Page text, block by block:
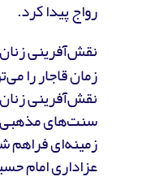
رواج پیدا کرد.
نقش‌آفرینی
زمان قاجار را
نقش‌آفرینی
سنت‌های مذهبی
زمینه‌ای فراهم
عزاداری امام